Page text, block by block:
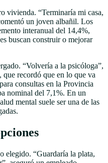
vivienda. “Terminaría mi casa,
un joven albañil. Los
interanual del 14,4%,
buscan construir o mejorar
“Volvería a la psicóloga”,
que recordó que en lo que va
consultas en la Provincia
nominal del 7,1%. En un
mental suele ser una de las
elegido. “Guardaría la plata,